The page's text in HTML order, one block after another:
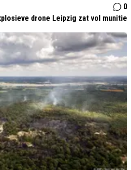
0
drone Leipzig zat vol munitie